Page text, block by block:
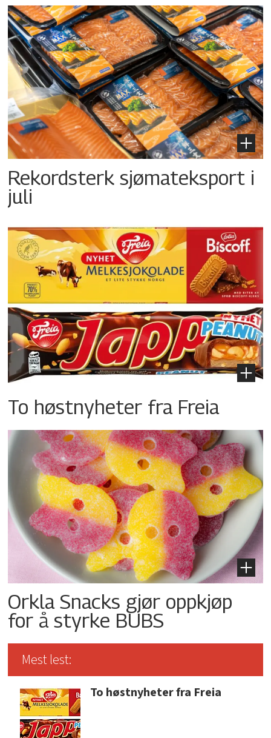
Rekordsterk sjømateksport i
juli
To høstnyheter fra Freia
Orkla Snacks gjør oppkjøp
for å styrke BUBS
Mest lest:
To høstnyheter fra Freia